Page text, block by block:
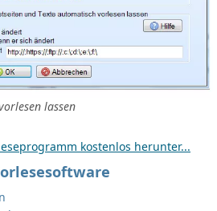
lassen
kostenlos herunter...